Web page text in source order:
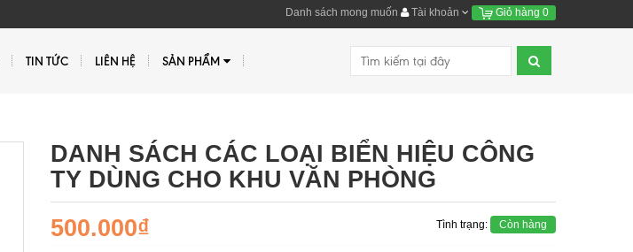
Danh sách mong muốn Tài khoản Giỏ hàng 0
TIN TỨC LIÊN HỆ SẢN PHẨM
DANH SÁCH CÁC LOẠI BIỂN HIỆU CÔNG
TY DÙNG CHO KHU VĂN PHÒNG
500.000₫
Tình trạng: Còn hàng